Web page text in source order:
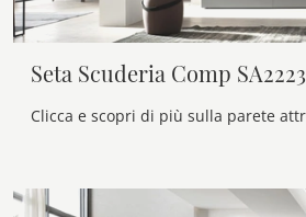
Seta Scuderia Comp SA2223